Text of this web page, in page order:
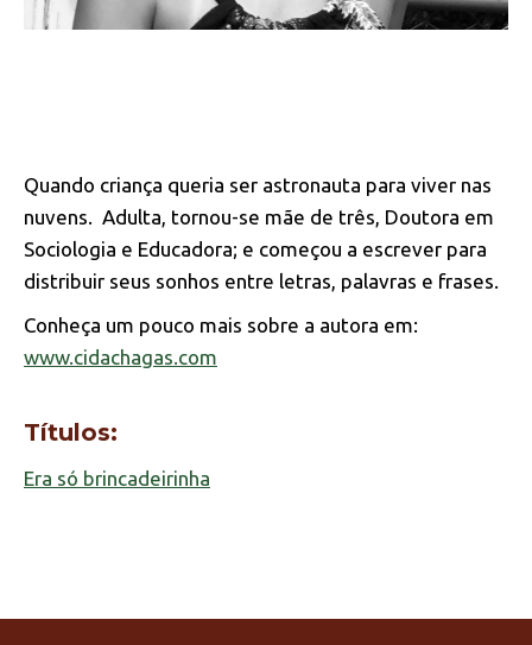
Quando criança queria ser astronauta para viver nas
nuvens. Adulta, tornou-se mãe de três, Doutora em
Sociologia e Educadora; e começou a escrever para
distribuir seus sonhos entre letras, palavras e frases.
Conheça um pouco mais sobre a autora em:
www.cidachagas.com
Títulos:
Era só brincadeirinha